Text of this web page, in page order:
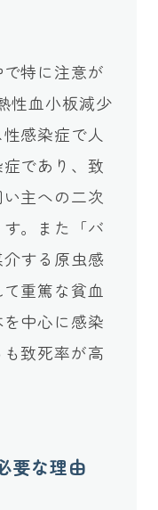
特に注意が
性血小板減少
感染症で人
であり、致
主への二次
。また「バ
する原虫感
重篤な貧血
中心に感染
致死率が高
要な理由